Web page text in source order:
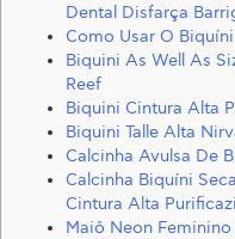
Dental Disfarça
Como Usar O
Biquini As Well As
Reef
Biquini Cintura Alta
Biquini Talle Alta
Calcinha Avulsa De
Calcinha Biquíni
Cintura Alta
Maiô Neon